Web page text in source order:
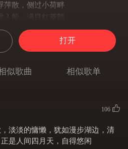
萍散，侧过小荷畔
入船，满目红菱颤
映天，山色风月倦
方好斜雨又撒落
不起的珠帘
姻缘，戏台上正唱柳毅传
杏色，浮沉旗枪展
国乱，醒木拍下卷
打开
似歌曲 相似歌单
106
淡淡的慵懒，犹如漫步湖边，清
是人间四月天，自得悠闲